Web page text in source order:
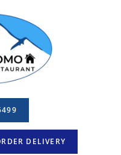
DELIVERY